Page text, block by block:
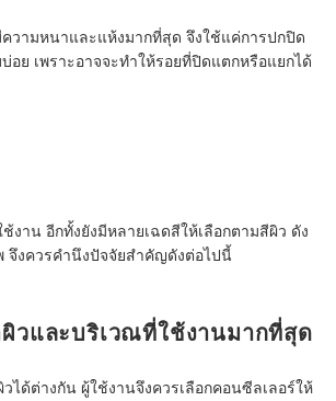
ามหนาและแห้งมากที่สุด จึงใช้แค่การปกปิด
ย เพราะอาจจะทำให้รอยที่ปิดแตกหรือแยกได้
งาน อีกทั้งยังมีหลายเฉดสีให้เลือกตามสีผิว ดัง
จึงควรคำนึงปัจจัยสำคัญดังต่อไปนี้
วและบริเวณที่ใช้งานมากที่สุด
ด้ต่างกัน ผู้ใช้งานจึงควรเลือกคอนซีลเลอร์ให้